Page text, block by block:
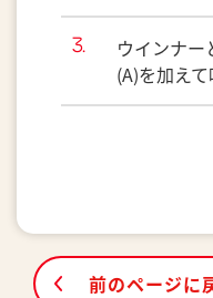
ウインナー
(A)を加えて
前のページに